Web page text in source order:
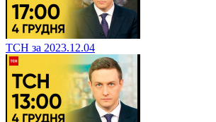
ТСН за 2023.12.04